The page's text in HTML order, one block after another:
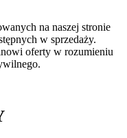
na naszej stronie
w sprzedaży.
oferty w rozumieniu